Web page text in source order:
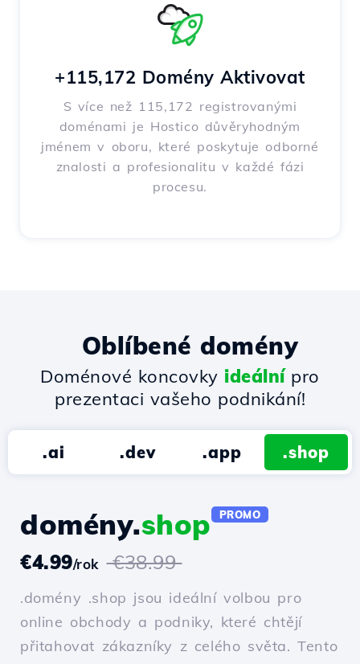
+115,172 Domény Aktivovat
S více než 115,172 registrovanými
doménami je Hostico důvěryhodným
jménem v oboru, které poskytuje odborné
znalosti a profesionalitu v každé fázi
procesu.
Oblíbené domény
Doménové koncovky ideálnípro
prezentaci vašeho podnikání!
.ai .dev .app .shop
domény.shop PROMO
€4.99/rok €38.99
.domény .shop jsou ideální volbou pro
online obchody a podniky, které chtějí
přitahovat zákazníky z celého světa. Tento